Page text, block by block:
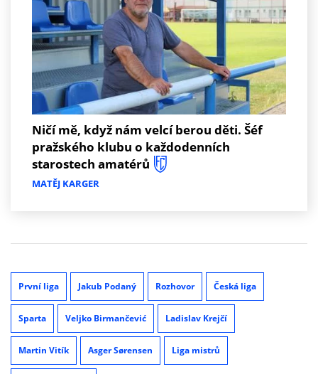
Ničí mě, když nám velcí berou děti. Šéf
pražského klubu o každodenních
starostech amatérů
MATĚJ KARGER
První liga Jakub Podaný Rozhovor Česká liga
Sparta Veljko Birmančević Ladislav Krejčí
Martin Vitík Asger Sørensen Liga mistrů